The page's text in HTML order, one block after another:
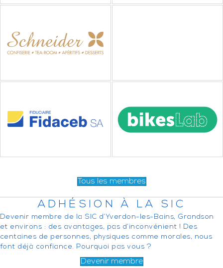
Tous les membres
ADHÉSION À LA SIC
Devenir membre de la SIC d’Yverdon-les-Bains, Grandson
et environs : des avantages, pas d’inconvénient ! Des
centaines de personnes, physiques comme morales, nous
font déjà confiance. Pourquoi pas vous ?
Devenir membre